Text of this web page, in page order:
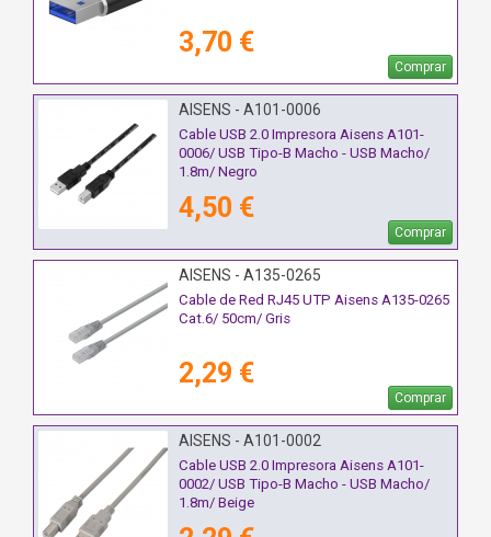
3,70 €
Comprar
AISENS - A101-0006
Cable USB 2.0 Impresora Aisens A101-
0006/ USB Tipo-B Macho - USB Macho/
1.8m/ Negro
4,50 €
Comprar
AISENS - A135-0265
Cable de Red RJ45 UTP Aisens A135-0265
Cat.6/ 50cm/ Gris
2,29 €
Comprar
AISENS - A101-0002
Cable USB 2.0 Impresora Aisens A101-
0002/ USB Tipo-B Macho - USB Macho/
1.8m/ Beige